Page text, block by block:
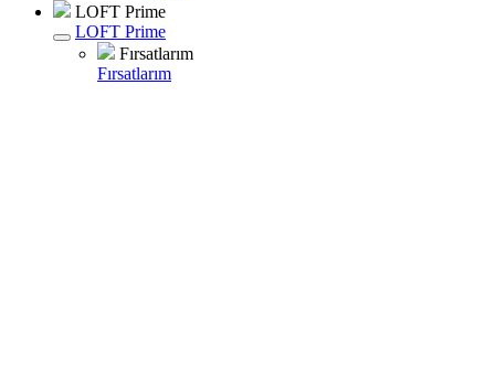
LOFT Prime
LOFT Prime
Fırsatlarım
Fırsatlarım